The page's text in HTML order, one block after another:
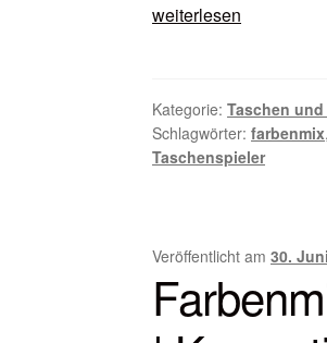
Farbenmix
Juli
|
weiterlesen
Kategorie:Taschen
Schlagwörter:farbenmix
Taschenspieler
Veröffentlicht am30.